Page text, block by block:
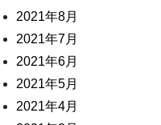
2021年8月
2021年7月
2021年6月
2021年5月
2021年4月